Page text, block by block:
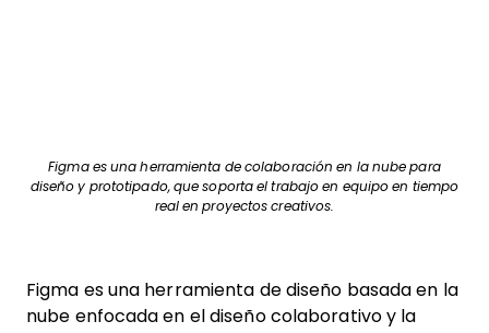
Figma es una herramienta de colaboración en la nube para
diseño y prototipado, que soporta el trabajo en equipo en tiempo
real en proyectos creativos.
Figma es una herramienta de diseño basada en la
nube enfocada en el diseño colaborativo y la